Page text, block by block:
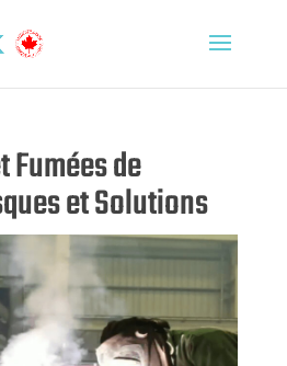
Fumées de
et Solutions